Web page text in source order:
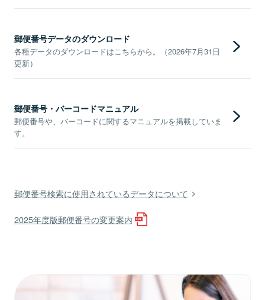
郵便番号データのダウンロード
各種データのダウンロードはこちらから。（2026年7月31日
更新）
郵便番号・バーコードマニュアル
郵便番号や、バーコードに関するマニュアルを掲載していま
す。
郵便番号検索に使用されているデータについて
2025年度版郵便番号の変更案内